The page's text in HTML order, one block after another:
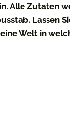
Alle Zutaten
Lassen
Welt in